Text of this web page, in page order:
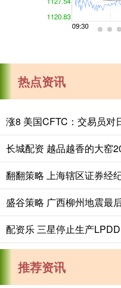
热点资讯
长城配资 越品越香的大窑
推荐资讯